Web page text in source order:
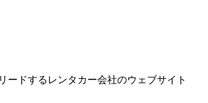
ードするレンタカー会社のウェブサイト